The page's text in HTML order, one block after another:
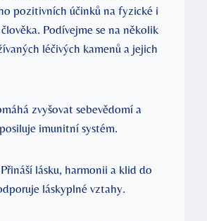
pozitivních účinků na fyzické i
Podívejme se na několik
léčivých kamenů a jejich
zvyšovat sebevědomí a
imunitní systém.
Přináší lásku, harmonii a klid do
láskyplné vztahy.